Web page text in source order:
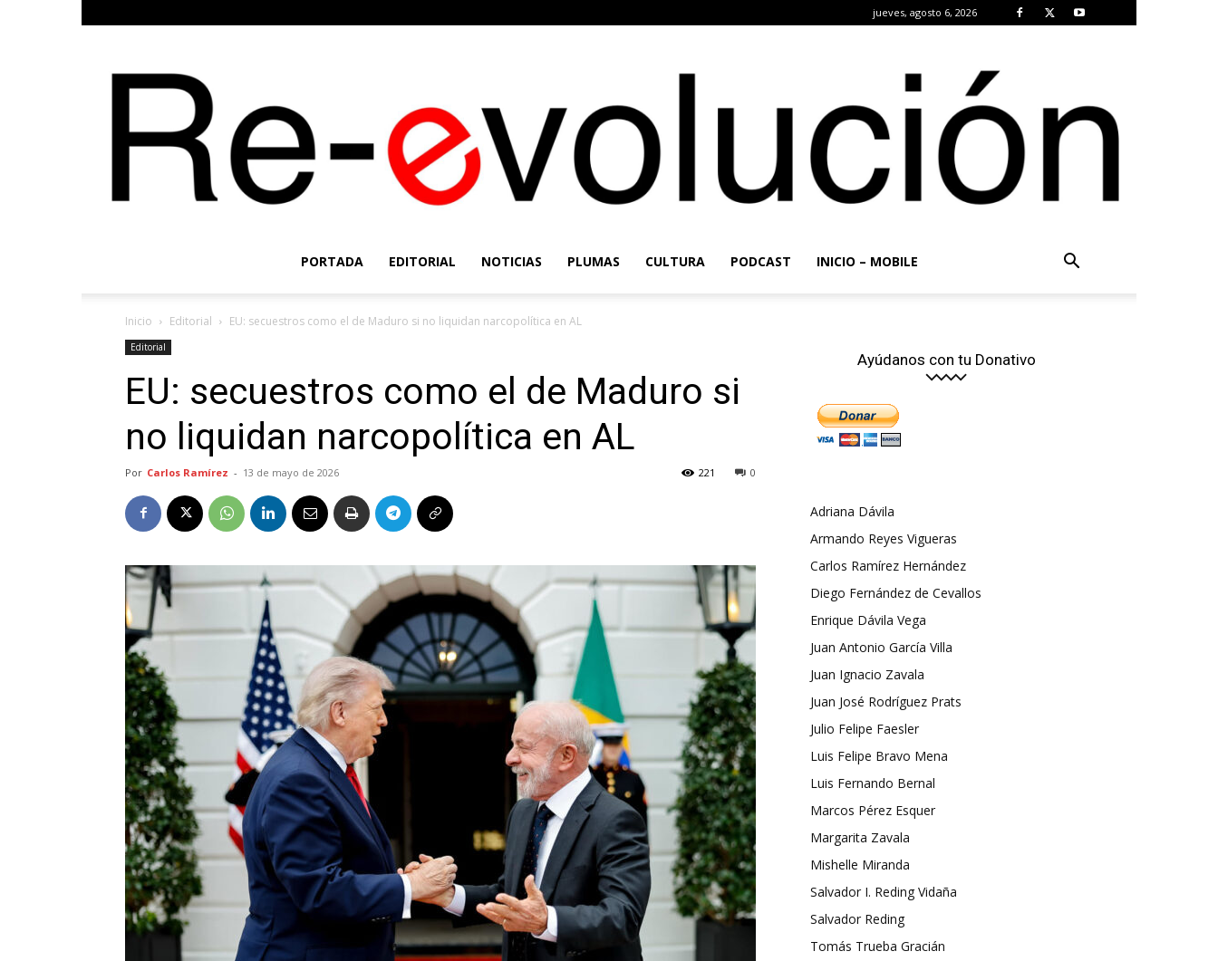
jueves, agosto 6, 2026
Evolución
PORTADA EDITORIAL NOTICIAS PLUMAS CULTURA PODCAST INICIO – MOBILE
Inicio Editorial EU: secuestros como el de Maduro si no liquidan narcopolítica en AL
Editorial
EU: secuestros como el de Maduro si
no liquidan narcopolítica en AL
Por Carlos Ramírez - 13 de mayo de 2026 0
221
Ayúdanos con tu Donativo
Adriana Dávila
Armando Reyes Vigueras
Carlos Ramírez Hernández
Diego Fernández de Cevallos
Enrique Dávila Vega
Juan Antonio García Villa
Juan Ignacio Zavala
Juan José Rodríguez Prats
Julio Felipe Faesler
Luis Felipe Bravo Mena
Luis Fernando Bernal
Marcos Pérez Esquer
Margarita Zavala
Mishelle Miranda
Salvador I. Reding Vidaña
Salvador Reding
Tomás Trueba Gracián